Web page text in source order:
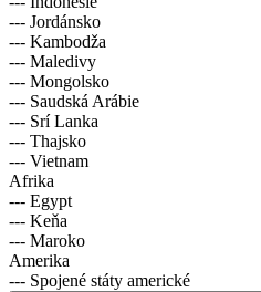
--- Jordánsko
--- Kambodža
--- Maledivy
--- Mongolsko
--- Saudská Arábie
--- Srí Lanka
--- Thajsko
--- Vietnam
Afrika
--- Egypt
--- Keňa
--- Maroko
Amerika
--- Spojené státy americké